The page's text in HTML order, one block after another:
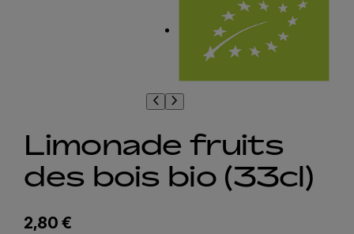
Limonade fruits
des bois bio (33cl)
2,80€